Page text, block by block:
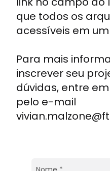
que todos os
acessíveis em
Para mais
inscrever seu
dúvidas, entre
pelo e-mail